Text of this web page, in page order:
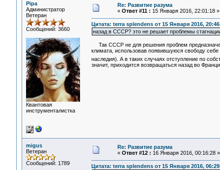
Pipa
Администратор
Ветеран
Сообщений: 3660
Квантовая
инструменталистка
Re: Развитие разума
« Ответ #11 : 15 Января 2016, 22:01:18 »
Цитата: terra splendens от 15 Января 2016,
назад в СССР? это не решает проблемы
Так СССР не для решения проблем
климата, использовав появившуюся свободу
наследия). А в таких случаях отступление по
значит, приходится возвращаться назад во
migus
Ветеран
Сообщений: 1789
Re: Развитие разума
« Ответ #12 : 16 Января 2016, 00:16:28 »
Цитата: terra splendens от 15 Января 2016,